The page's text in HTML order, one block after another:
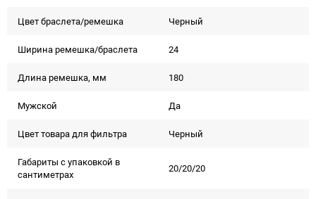
Цвет браслета/ремешка Черный
Ширина ремешка/браслета 24
Длина ремешка, мм 180
Мужской Да
Цвет товара для фильтра Черный
Габариты с упаковкой в
сантиметрах
20/20/20